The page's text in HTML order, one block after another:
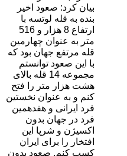
بیان کرد: صعود اخیر
بنده به قله لوتسه با
ارتفاع 8 هزار و 516
متر به عنوان چهارمین
قله مرتفع جهان بود که
با این صعود توانستم
مجموعه 14 قله بالای
هشت هزار متر را فتح
کنم و به عنوان نخستین
فرد ایرانی و هفدهمین
فرد در جهان بدون
اکسیژن و شرپا این
افتخار را برای ایران
کسب کنم. صعود بدون